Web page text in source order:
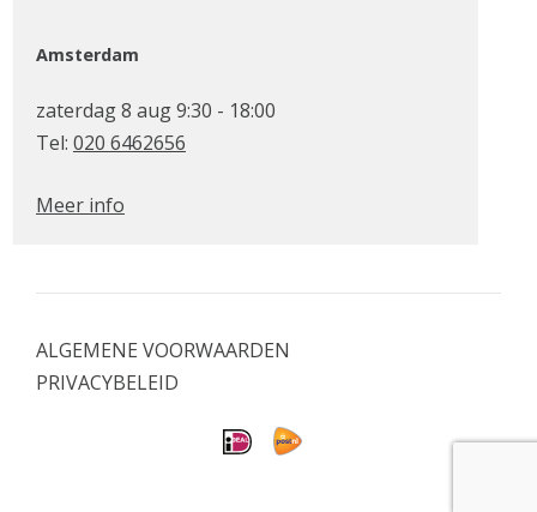
Amsterdam
zaterdag 8 aug 9:30 - 18:00
Tel: 020 6462656
Meer info
ALGEMENE VOORWAARDEN
PRIVACYBELEID